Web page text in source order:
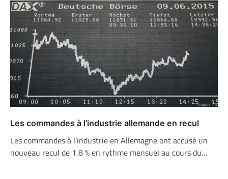
Les commandes à l’industrie allemande en recul
Les commandes à l’industrie en Allemagne ont accusé un
nouveau recul de 1,8 % en rythme mensuel au cours du…